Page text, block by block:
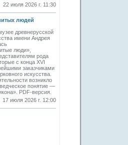
22 июля 2026 г. 11:30
людей
древнерусской
имени Андрея
люди»,
рода
с конца XVI
заказчиками
искусства.
возникло
понятие —
PDF-версия.
17 июля 2026 г. 12:00